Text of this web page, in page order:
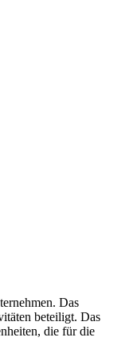
Das
beteiligt. Das
die für die